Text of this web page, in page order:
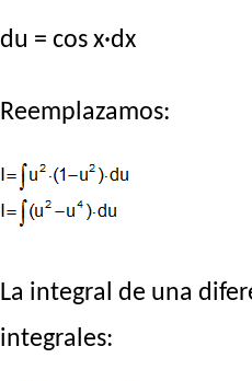
du = cos x·dx
Reemplazamos:
La integral de una
integrales: